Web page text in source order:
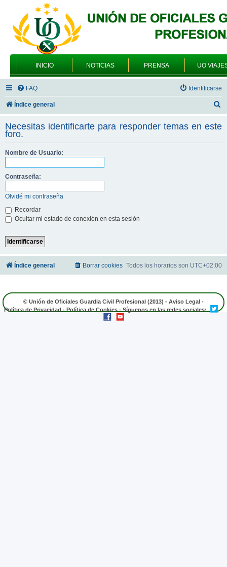
INICIO NOTICIAS PRENSA UO
FAQ Identificarse
Índice general
c
Necesitas identificarte para responder temas en este
foro.
Nombre de Usuario:
Contraseña:
Olvidé mi contraseña
Recordar
Ocultar mi estado de conexión en esta sesión
Índice general Todos los horarios son UTC+02:00
Borrar cookies
© Unión de Oficiales Guardia Civil Profesional (2013) - Aviso Legal -
Política de Privacidad - Política de Cookies - Síguenos en las redes sociales: